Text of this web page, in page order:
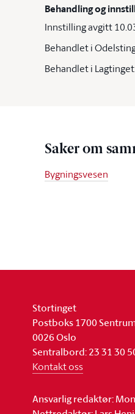
Behandling og
Innstilling avgitt
Behandlet i
Behandlet i
Saker om
Bygningsvesen
Stortinget
Postboks 1700
0026 Oslo
Sentralbord: 23 31 30
Kontakt oss
Ansvarlig redaktør: